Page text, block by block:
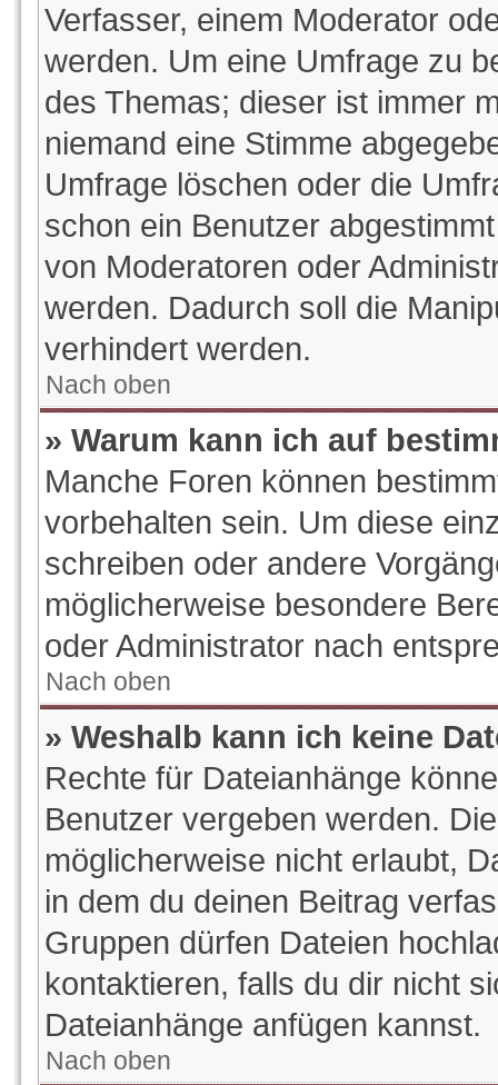
Verfasser, einem Moderator
werden. Um eine Umfrage zu
des Themas; dieser ist immer
niemand eine Stimme
Umfrage löschen oder die
schon ein Benutzer
von Moderatoren oder
werden. Dadurch soll die
verhindert werden.
Nach oben
» Warum kann ich auf
Manche Foren können
vorbehalten sein. Um diese
schreiben oder andere
möglicherweise besondere
oder Administrator nach
Nach oben
» Weshalb kann ich keine
Rechte für Dateianhänge
Benutzer vergeben werden.
möglicherweise nicht erlaubt,
in dem du deinen Beitrag
Gruppen dürfen Dateien
kontaktieren, falls du dir nicht
Dateianhänge anfügen kannst.
Nach oben